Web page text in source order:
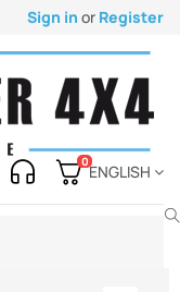
Sign in or Register
0
ENGLISH